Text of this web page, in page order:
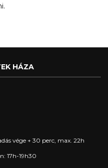
HÁZA
vége + 30 perc, max. 22h
17h-19h30